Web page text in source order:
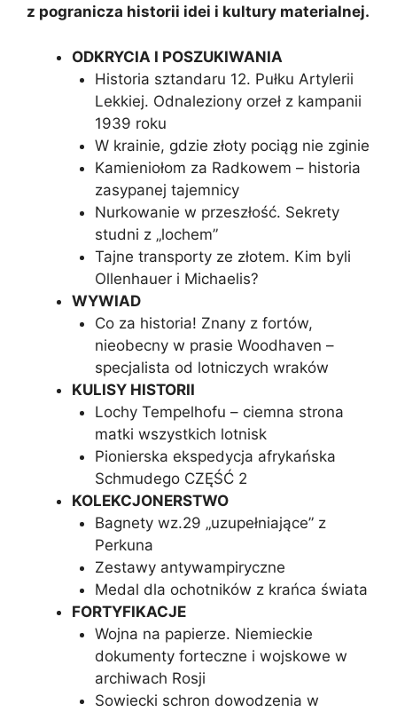
z pogranicza historii idei i kultury materialnej.
ODKRYCIA I POSZUKIWANIA
Historia sztandaru 12. Pułku Artylerii
Lekkiej. Odnaleziony orzeł z kampanii
1939 roku
W krainie, gdzie złoty pociąg nie zginie
Kamieniołom za Radkowem – historia
zasypanej tajemnicy
Nurkowanie w przeszłość. Sekrety
studni z „lochem”
Tajne transporty ze złotem. Kim byli
Ollenhauer i Michaelis?
WYWIAD
Co za historia! Znany z fortów,
nieobecny w prasie Woodhaven –
specjalista od lotniczych wraków
KULISY HISTORII
Lochy Tempelhofu – ciemna strona
matki wszystkich lotnisk
Pionierska ekspedycja afrykańska
Schmudego CZĘŚĆ 2
KOLEKCJONERSTWO
Bagnety wz.29 „uzupełniające” z
Perkuna
Zestawy antywampiryczne
Medal dla ochotników z krańca świata
FORTYFIKACJE
Wojna na papierze. Niemieckie
dokumenty forteczne i wojskowe w
archiwach Rosji
Sowiecki schron dowodzenia w